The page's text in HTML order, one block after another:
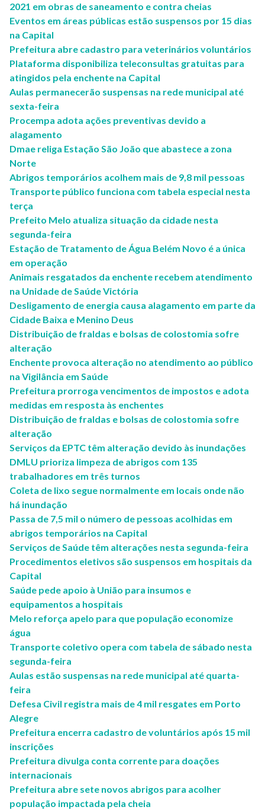
2021 em obras de saneamento e contra cheias
Eventos em áreas públicas estão suspensos por 15 dias
na Capital
Prefeitura abre cadastro para veterinários voluntários
Plataforma disponibiliza teleconsultas gratuitas para
atingidos pela enchente na Capital
Aulas permanecerão suspensas na rede municipal até
sexta-feira
Procempa adota ações preventivas devido a
alagamento
Dmae religa Estação São João que abastece a zona
Norte
Abrigos temporários acolhem mais de 9,8 mil pessoas
Transporte público funciona com tabela especial nesta
terça
Prefeito Melo atualiza situação da cidade nesta
segunda-feira
Estação de Tratamento de Água Belém Novo é a única
em operação
Animais resgatados da enchente recebem atendimento
na Unidade de Saúde Victória
Desligamento de energia causa alagamento em parte da
Cidade Baixa e Menino Deus
Distribuição de fraldas e bolsas de colostomia sofre
alteração
Enchente provoca alteração no atendimento ao público
na Vigilância em Saúde
Prefeitura prorroga vencimentos de impostos e adota
medidas em resposta às enchentes
Distribuição de fraldas e bolsas de colostomia sofre
alteração
Serviços da EPTC têm alteração devido às inundações
DMLU prioriza limpeza de abrigos com 135
trabalhadores em três turnos
Coleta de lixo segue normalmente em locais onde não
há inundação
Passa de 7,5 mil o número de pessoas acolhidas em
abrigos temporários na Capital
Serviços de Saúde têm alterações nesta segunda-feira
Procedimentos eletivos são suspensos em hospitais da
Capital
Saúde pede apoio à União para insumos e
equipamentos a hospitais
Melo reforça apelo para que população economize
água
Transporte coletivo opera com tabela de sábado nesta
segunda-feira
Aulas estão suspensas na rede municipal até quarta-
feira
Defesa Civil registra mais de 4 mil resgates em Porto
Alegre
Prefeitura encerra cadastro de voluntários após 15 mil
inscrições
Prefeitura divulga conta corrente para doações
internacionais
Prefeitura abre sete novos abrigos para acolher
população impactada pela cheia